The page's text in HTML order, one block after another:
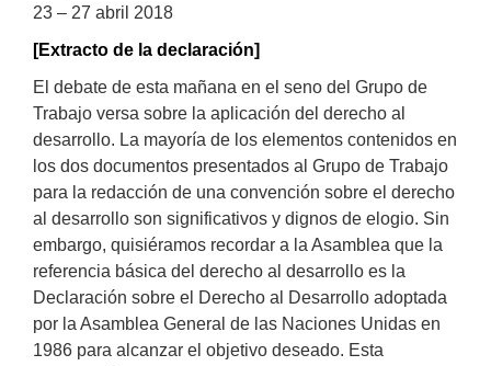
23 – 27 abril 2018
[Extracto de la declaración]
El debate de esta mañana en el seno del Grupo de
Trabajo versa sobre la aplicación del derecho al
desarrollo. La mayoría de los elementos contenidos en
los dos documentos presentados al Grupo de Trabajo
para la redacción de una convención sobre el derecho
al desarrollo son significativos y dignos de elogio. Sin
embargo, quisiéramos recordar a la Asamblea que la
referencia básica del derecho al desarrollo es la
Declaración sobre el Derecho al Desarrollo adoptada
por la Asamblea General de las Naciones Unidas en
1986 para alcanzar el objetivo deseado. Esta